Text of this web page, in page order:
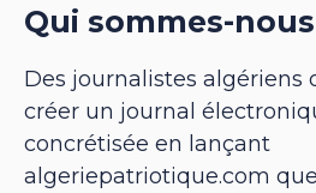
Qui sommes-
Des journalistes algériens
créer un journal
concrétisée en lançant
algeriepatriotique.com